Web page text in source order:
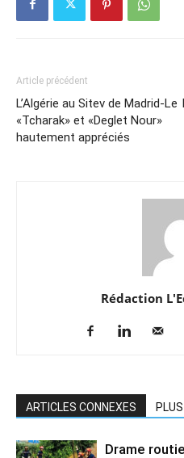
Article précédent
L’Algérie au Sitev de Madrid-Le
«Tcharak» et «Deglet Nour»
hautement appréciés
Rédaction
ARTICLES CONNEXES
Drame